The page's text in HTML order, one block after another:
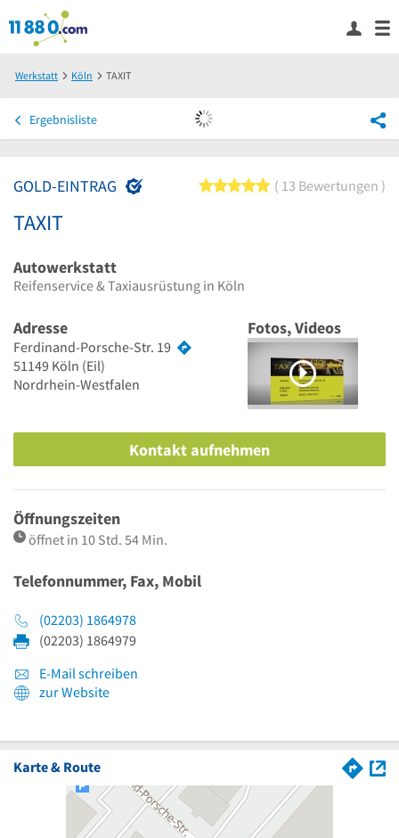
Werkstatt Köln TAXIT
Ergebnisliste
GOLD-EINTRAG 5 von 5 Sternen
13 Bewertungen
TAXIT
Autowerkstatt
Reifenservice & Taxiausrüstung in Köln
Adresse
Ferdinand-Porsche-Str. 19
51149 Köln (Eil)
Nordrhein-Westfalen
Fotos, Videos
Kontakt aufnehmen
Öffnungszeiten
öffnet in 10 Std. 54 Min.
Telefonnummer, Fax, Mobil
(02203) 1864978
(02203) 1864979
E-Mail schreiben
zur Website
Karte & Route